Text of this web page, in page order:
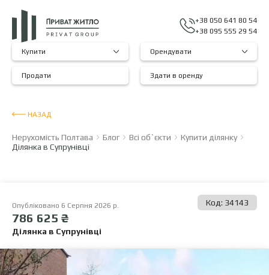
+38 050 641 80 54
+38 095 555 29 54
Купити Орендувати
Продати Здати в оренду
НАЗАД
Нерухомість Полтава Блог Всі об`єкти
Купити ділянку
Ділянка в Супрунівці
Опубліковано 6 Серпня 2026 р. Код: 34143
786 625 ₴
Ділянка в Супрунівці